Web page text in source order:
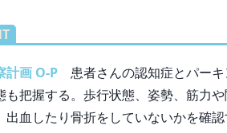
計画 O-P 患者さんの認知症とパー
も把握する。歩行状態、姿勢、筋力
出血したり骨折をしていないかを確認